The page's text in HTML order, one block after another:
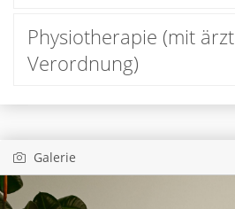
Physiotherapie (mit
Verordnung)
Galerie